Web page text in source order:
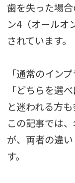
歯を失った場
ン4（オールオ
されています。
「通常のイン
「どちらを選
と迷われる方も
この記事では
が、両者の違
す。